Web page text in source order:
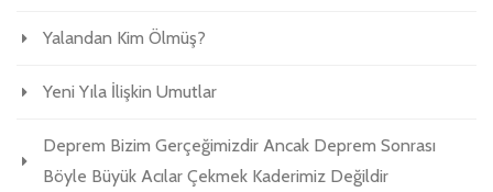
Yalandan Kim Ölmüş?
Yeni Yıla İlişkin Umutlar
Deprem Bizim Gerçeğimizdir Ancak Deprem Sonrası
Böyle Büyük Acılar Çekmek Kaderimiz Değildir